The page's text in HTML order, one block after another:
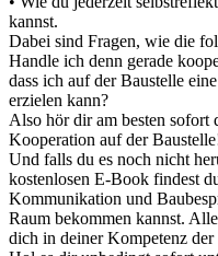
kannst.
Dabei sind Fragen, wie die
Handle ich denn gerade
dass ich auf der Baustelle
erzielen kann?
Also hör dir am besten sofort
Kooperation auf der
Und falls du es noch nicht
kostenlosen E-Book findest
Kommunikation und
Raum bekommen kannst.
dich in deiner Kompetenz